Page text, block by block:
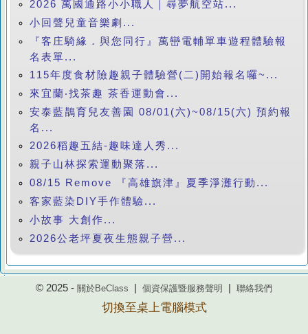
2026 萬國通路小小職人｜尋夢航空站...
小回聲兒童音樂劇...
『客庄騎緣．與您同行』萬巒電輔單車遊程體驗報
名表單...
115年度食材險趣親子體驗營(二)開始報名囉~...
來宜蘭‧找茶趣 茶香運動會...
安泰藍鵲育兒友善園 08/01(六)~08/15(六) 預約報
名...
2026稻趣五結-趣味達人秀...
親子山林探索運動聚落...
08/15 Remove 『高雄旗津』夏季淨灘行動...
客家藍染DIY手作體驗...
小故事 大創作...
2026公老坪夏夜生態親子營...
© 2025 - 關於BeClass 個資保護暨服務聲明 聯絡我們
切換至桌上電腦模式